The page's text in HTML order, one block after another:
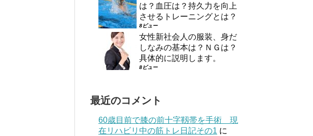
は？血圧は？持久力を向上
させるトレーニングとは？
8ビュー
女性新社会人の服装、身だ
しなみの基本は？ＮＧは？
具体的に説明します。
8ビュー
最近のコメント
60歳目前で膝の前十字靱帯を手術 現
在リハビリ中の筋トレ日記その1 に